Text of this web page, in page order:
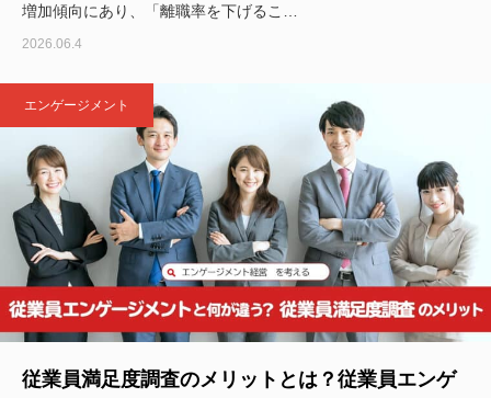
増加傾向にあり、「離職率を下げるこ…
2026.06.4
エンゲージメント
従業員満足度調査のメリットとは？従業員エンゲ